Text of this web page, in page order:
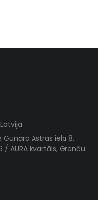
Gunāra Astras iela 8,
/ AURA kvartāls, Grenču